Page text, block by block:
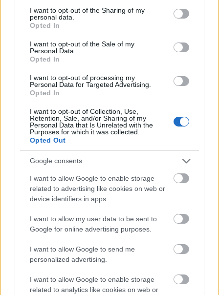
not limited to your visit or usage behaviour. You may click to
grant or deny consent to Google and its third-party tags to
use your data for below specified purposes in below Google
consent section.
I want to opt-out of the Sharing of my
personal data.
Opted In
I want to opt-out of the Sale of my
Personal Data.
Opted In
I want to opt-out of processing my
Personal Data for Targeted Advertising.
Opted In
I want to opt-out of Collection, Use,
Retention, Sale, and/or Sharing of my
Personal Data that Is Unrelated with the
Purposes for which it was collected.
Opted Out
Google consents
I want to allow Google to enable storage
related to advertising like cookies on web or
device identifiers in apps.
I want to allow my user data to be sent to
Google for online advertising purposes.
I want to allow Google to send me
personalized advertising.
I want to allow Google to enable storage
related to analytics like cookies on web or
Zeneakadémia
2017. március 17. 19:30
Stravinksy: Pulcinella-szvit
Dvořák: VII. d-moll szimfónia, op.70
Közreműködik: Kelemen Barnabás
Vezényel: Alondra de la Parra
Stravinsky
Zeneakadémia Concerto Budapest Komolyzene